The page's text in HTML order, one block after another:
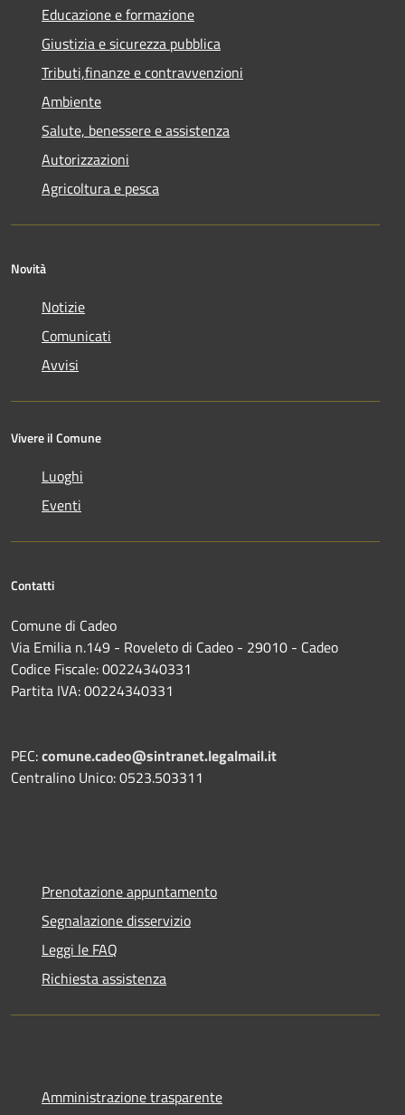
Educazione e formazione
Giustizia e sicurezza pubblica
Tributi,finanze e contravvenzioni
Ambiente
Salute, benessere e assistenza
Autorizzazioni
Agricoltura e pesca
Novità
Notizie
Comunicati
Avvisi
Vivere il Comune
Luoghi
Eventi
Contatti
Comune di Cadeo
Via Emilia n.149 - Roveleto di Cadeo - 29010 - Cadeo
Codice Fiscale: 00224340331
Partita IVA: 00224340331
PEC:comune.cadeo@sintranet.legalmail.it
Centralino Unico: 0523.503311
Prenotazione appuntamento
Segnalazione disservizio
Leggi le FAQ
Richiesta assistenza
Amministrazione trasparente